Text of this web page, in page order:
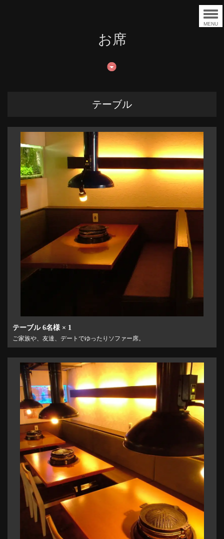
MENU
お席
テーブル
テーブル6名様 × 1
ご家族や、友達、デートでゆったりソファー席。